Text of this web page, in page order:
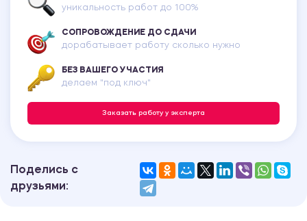
уникальность работ до 100%
СОПРОВОЖДЕНИЕ ДО СДАЧИ
дорабатывает работу сколько нужно
БЕЗ ВАШЕГО УЧАСТИЯ
делаем "под ключ"
Заказать работу у эксперта
Поделись с
друзьями: